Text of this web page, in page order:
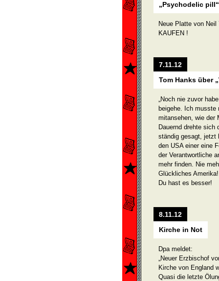
„Psychodelic pill“
Neue Platte von Neil
KAUFEN !
7.11.12
Tom Hanks über
„Noch nie zuvor
beigehe. Ich
mitansehen, wie der
Dauernd drehte sich
ständig gesagt, jetzt
den USA einer eine
der Verantwortliche
mehr finden. Nie
Glückliches Amerika!
Du hast es besser!
8.11.12
Kirche in Not
Dpa meldet:
„Neuer Erzbischof
Kirche von England
Quasi die letzte